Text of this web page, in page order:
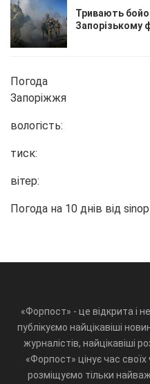
Тривають
Запорізькому
Погода
Запоріжжя
вологість:
тиск:
вітер:
Погода на 10 днів від
«Форпост» - це відкрита і
публікуємо найцікавіші
журналістів, найцікавіші
«Форпост» цінує час
розміщуємо тільки